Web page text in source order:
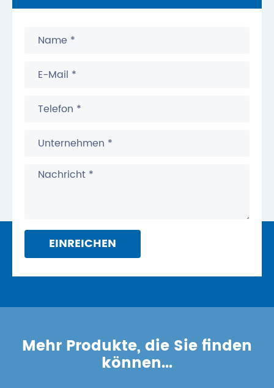
EINREICHEN
Mehr Produkte, die Sie finden
können...